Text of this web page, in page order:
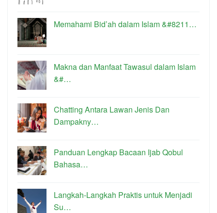
Memahami Bid’ah dalam Islam &#8211…
Makna dan Manfaat Tawasul dalam Islam
&#…
Chatting Antara Lawan Jenis Dan
Dampakny…
Panduan Lengkap Bacaan Ijab Qobul
Bahasa…
Langkah-Langkah Praktis untuk Menjadi
Su…